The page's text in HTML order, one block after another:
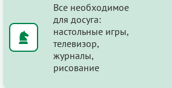
Все необходимое
для досуга:
настольные игры,
телевизор,
журналы,
рисование